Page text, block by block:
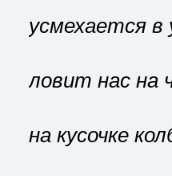
усмехается в
ловит нас на
на кусочке